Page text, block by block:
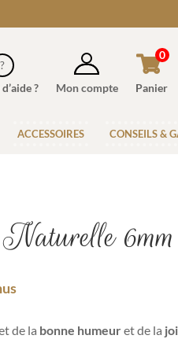
? Mon compte Panier
0
ACCESSOIRES CONSEILS &
6mm
de la bonne humeuret de la